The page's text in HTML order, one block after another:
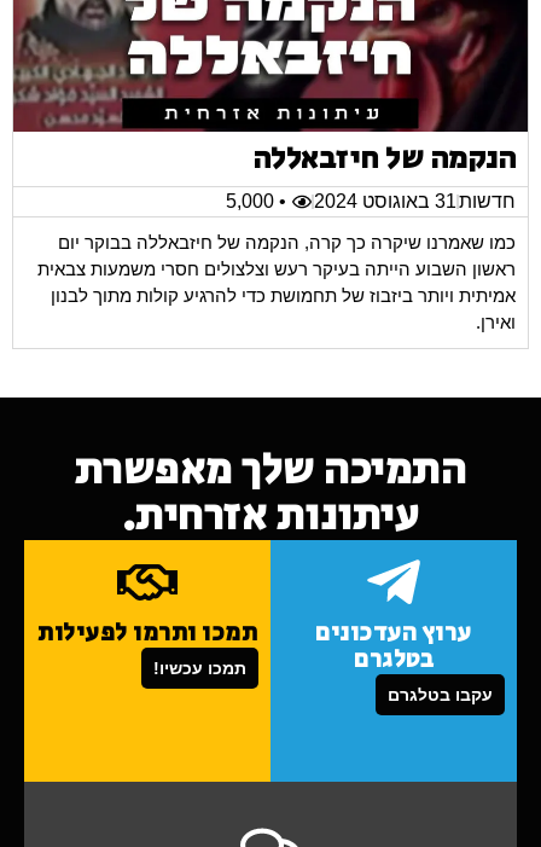
הנקמה של חיזבאללה
חדשות31 באוגוסט 2024
• 5,000
כמו שאמרנו שיקרה כך קרה, הנקמה של חיזבאללה בבוקר יום
ראשון השבוע הייתה בעיקר רעש וצלצולים חסרי משמעות צבאית
אמיתית ויותר ביזבוז של תחמושת כדי להרגיע קולות מתוך לבנון
ואירן.
התמיכה שלך מאפשרת
עיתונות אזרחית.
ערוץ העדכונים
בטלגרם
עקבו בטלגרם
תמכו ותרמו לפעילות
תמכו עכשיו!